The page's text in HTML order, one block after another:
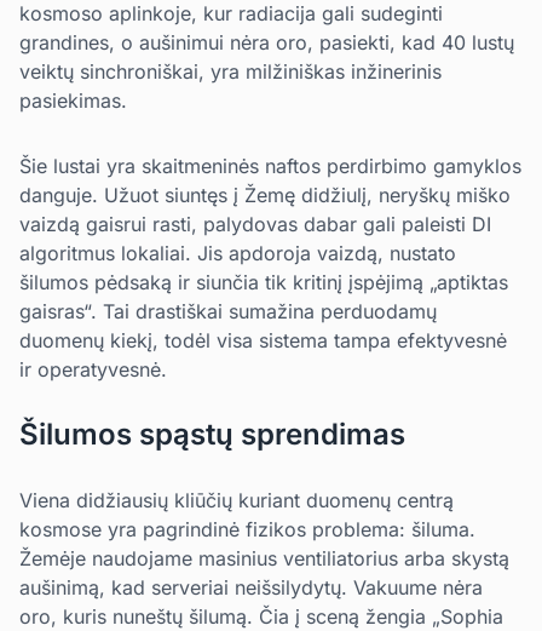
kosmoso aplinkoje, kur radiacija gali sudeginti
grandines, o aušinimui nėra oro, pasiekti, kad 40 lustų
veiktų sinchroniškai, yra milžiniškas inžinerinis
pasiekimas.
Šie lustai yra skaitmeninės naftos perdirbimo gamyklos
danguje. Užuot siuntęs į Žemę didžiulį, neryškų miško
vaizdą gaisrui rasti, palydovas dabar gali paleisti DI
algoritmus lokaliai. Jis apdoroja vaizdą, nustato
šilumos pėdsaką ir siunčia tik kritinį įspėjimą „aptiktas
gaisras“. Tai drastiškai sumažina perduodamų
duomenų kiekį, todėl visa sistema tampa efektyvesnė
ir operatyvesnė.
Šilumos spąstų sprendimas
Viena didžiausių kliūčių kuriant duomenų centrą
kosmose yra pagrindinė fizikos problema: šiluma.
Žemėje naudojame masinius ventiliatorius arba skystą
aušinimą, kad serveriai neišsilydytų. Vakuume nėra
oro, kuris nuneštų šilumą. Čia į sceną žengia „Sophia